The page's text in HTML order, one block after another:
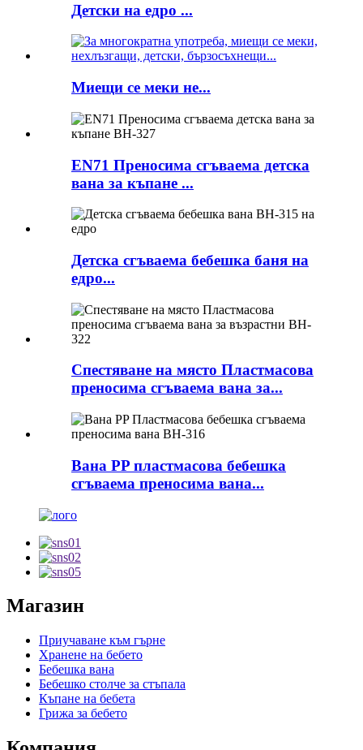
Детски на едро ...
Миещи се меки не...
EN71 Преносима сгъваема детска
вана за къпане ...
Детска сгъваема бебешка баня на
едро...
Спестяване на място Пластмасова
преносима сгъваема вана за...
Вана PP пластмасова бебешка
сгъваема преносима вана...
Магазин
Приучаване към гърне
Хранене на бебето
Бебешка вана
Бебешко столче за стъпала
Къпане на бебета
Грижа за бебето